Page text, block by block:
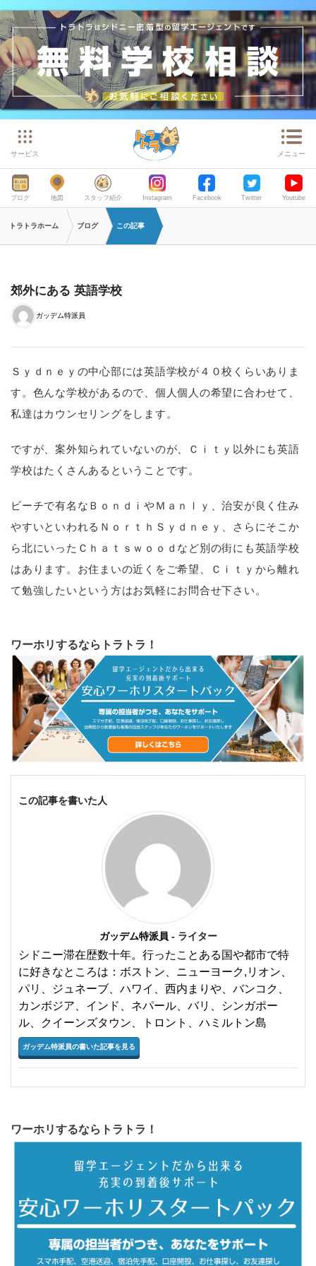
サービス メニュー
ブログ 地図 スタッフ紹介 Instagram Facebook Twitter Youtube
トラトラホーム ブログ この記事
郊外にある 英語学校
ガッデム特派員
Ｓｙｄｎｅｙの中心部には英語学校が４０校くらいありま
す。色んな学校があるので、個人個人の希望に合わせて、
私達はカウンセリングをします。
ですが、案外知られていないのが、Ｃｉｔｙ以外にも英語
学校はたくさんあるということです。
ビーチで有名なＢｏｎｄｉやＭａｎｌｙ、治安が良く住み
やすいといわれるＮｏｒｔｈＳｙｄｎｅｙ、さらにそこか
ら北にいったＣｈａｔｓｗｏｏｄなど別の街にも英語学校
はあります。お住まいの近くをご希望、Ｃｉｔｙから離れ
て勉強したいという方はお気軽にお問合せ下さい。
ワーホリするならトラトラ！
この記事を書いた人
ガッデム特派員 - ライター
シドニー滞在歴数十年。行ったことある国や都市で特
に好きなところは：ボストン、ニューヨーク,リオン、
パリ、ジュネーブ、ハワイ、西内まりや、バンコク、
カンボジア、インド、ネパール、バリ、シンガポー
ル、クイーンズタウン、トロント、ハミルトン島
ガッデム特派員の書いた記事を見る
ワーホリするならトラトラ！